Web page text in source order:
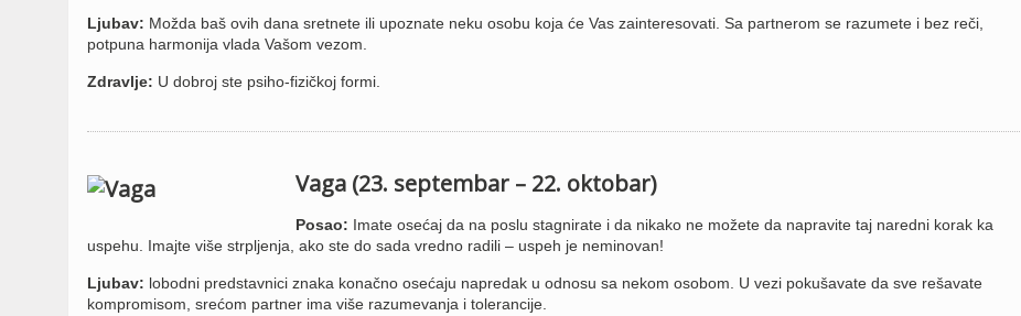
Ljubav: Možda baš ovih dana sretnete ili upoznate neku osobu koja će Vas zainteresovati. Sa partnerom se razumete i bez reči,
potpuna harmonija vlada Vašom vezom.
Zdravlje: U dobroj ste psiho-fizičkoj formi.
Vaga (23. septembar – 22. oktobar)
Posao: Imate osećaj da na poslu stagnirate i da nikako ne možete da napravite taj naredni korak ka
uspehu. Imajte više strpljenja, ako ste do sada vredno radili – uspeh je neminovan!
Ljubav: lobodni predstavnici znaka konačno osećaju napredak u odnosu sa nekom osobom. U vezi pokušavate da sve rešavate
kompromisom, srećom partner ima više razumevanja i tolerancije.